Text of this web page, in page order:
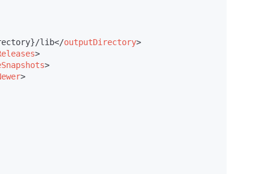
lib</outputDirectory>
>
>
>